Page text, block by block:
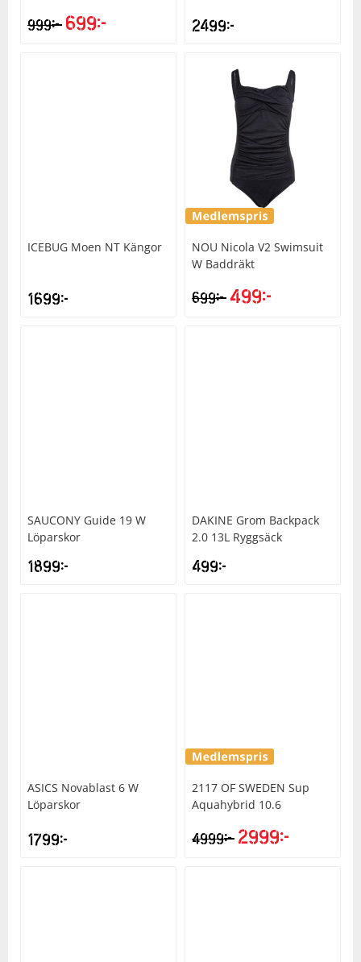
999kr 699kr 2499kr
ICEBUG Moen NT Kängor
1699kr
NOU Nicola V2 Swimsuit
W Baddräkt
699kr 499kr
SAUCONY Guide 19 W
Löparskor
1899kr
DAKINE Grom Backpack
2.0 13L Ryggsäck
499kr
ASICS Novablast 6 W
Löparskor
1799kr
2117 OF SWEDEN Sup
Aquahybrid 10.6
4999kr Det
2999kr